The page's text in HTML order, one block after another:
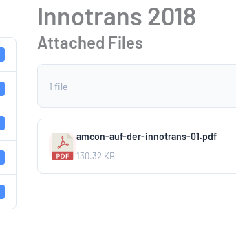
Innotrans 2018
Attached Files
1 file
amcon-auf-der-innotrans-01.pdf
130.32 KB